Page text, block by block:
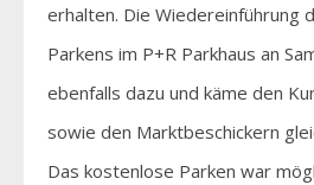
erhalten. Die Wiedereinführung
Parkens im P+R Parkhaus an
ebenfalls dazu und käme den
sowie den Marktbeschickern
Das kostenlose Parken war